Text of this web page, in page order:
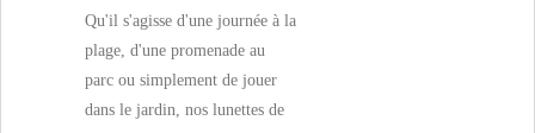
Qu'il s'agisse d'une journée à la
plage, d'une promenade au
parc ou simplement de jouer
dans le jardin, nos lunettes de